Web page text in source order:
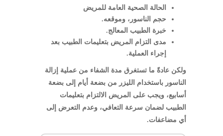
الحالة الصحية العامة للمريض
حجم الناسور، وموقعه.
خبرة الطبيب المعالج.
مدى التزام المريض بتعليمات الطبيب بعد
إجراء العملية.
ولكن عادةً ما تستغرق مدة الشفاء من عملية إزالة
الناسور باستخدام الليزر من بضعة أيام إلى بضعة
أسابيع، ويجب على المريض الالتزام بتعليمات
الطبيب لضمان سرعة التعافي، وعدم التعرض إلى
أي مضاعفات.